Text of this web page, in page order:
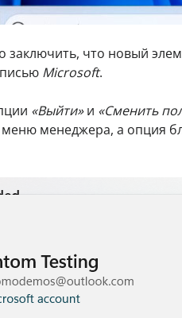
что новый
Microsoft.
«Выйти»и «Сменить
менеджера, а опция